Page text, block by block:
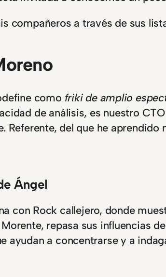
compañeros a través de sus
como friki de amplio
de análisis, es nuestro
Referente, del que he aprendido
Ángel
con Rock callejero, donde
repasa sus influencias
ayudan a concentrarse y a